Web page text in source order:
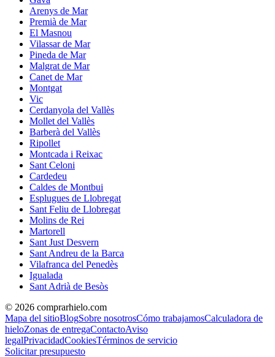
Arenys de Mar
Premià de Mar
El Masnou
Vilassar de Mar
Pineda de Mar
Malgrat de Mar
Canet de Mar
Montgat
Vic
Cerdanyola del Vallès
Mollet del Vallès
Barberà del Vallès
Ripollet
Montcada i Reixac
Sant Celoni
Cardedeu
Caldes de Montbui
Esplugues de Llobregat
Sant Feliu de Llobregat
Molins de Rei
Martorell
Sant Just Desvern
Sant Andreu de la Barca
Vilafranca del Penedès
Igualada
Sant Adrià de Besòs
© 2026 comprarhielo.com
Mapa del sitioBlogSobre nosotrosCómo trabajamosCalculadora de
hieloZonas de entregaContactoAviso
legalPrivacidadCookiesTérminos de servicio
Solicitar presupuesto